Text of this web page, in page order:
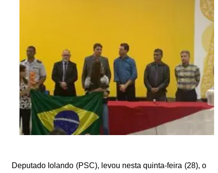
Deputado Iolando (PSC), levou nesta quinta-feira (28), o